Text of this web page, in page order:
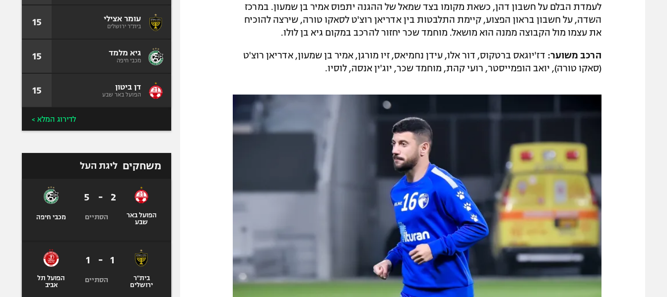
לעמדת הבלם על חשבון דהן, כשאת מקומו בצד שמאל של ההגנה יתפוס אמיר בן שמעון. במרכז
השדה, על חשבון בראון הפצוע, קיימת התלבטות בין אדריאן רוצ'ט לסאקו טורה, שירצה להוכיח
את עצמו מול הקבוצה ממנה הוא מושאל. מוחמד שכר יחזור להרכב במקום גיא בן לולו.
הרכב משוער: דז'יוגאס ברטקוס, דור אלו, עידן נחמיאס, זיו מורגן, אמיר בן שמעון, אדריאן רוצ'ט
(סאקו טורה), יואב הופמייסטר, רועי קהת, מוחמד שכר, יוג'ין אנסה, לוסיו.
עומר אצילי
בית"ר ירושלים 15
גיא מלמד
מכבי חיפה 15
דן ביטון
הפועל באר שבע 15
לדירוג המלא >
משחקים ליגת העל
הפועל באר
שבע
2
-
5
הסתיים מכבי חיפה
בית"ר
ירושלים
1
-
1
הסתיים
הפועל תל
אביב